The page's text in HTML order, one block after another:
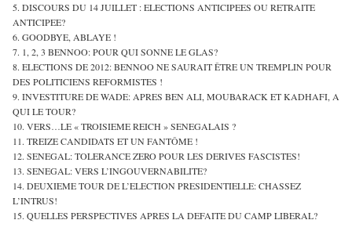
5. DISCOURS DU 14 JUILLET : ELECTIONS ANTICIPEES OU RETRAITE
ANTICIPEE?
6. GOODBYE, ABLAYE !
7. 1, 2, 3 BENNOO: POUR QUI SONNE LE GLAS?
8. ELECTIONS DE 2012: BENNOO NE SAURAIT ÊTRE UN TREMPLIN POUR
DES POLITICIENS REFORMISTES !
9. INVESTITURE DE WADE: APRES BEN ALI, MOUBARACK ET KADHAFI, A
QUI LE TOUR?
10. VERS…LE « TROISIEME REICH » SENEGALAIS ?
11. TREIZE CANDIDATS ET UN FANTÔME !
12. SENEGAL: TOLERANCE ZERO POUR LES DERIVES FASCISTES!
13. SENEGAL: VERS L’INGOUVERNABILITE?
14. DEUXIEME TOUR DE L’ELECTION PRESIDENTIELLE: CHASSEZ
L’INTRUS!
15. QUELLES PERSPECTIVES APRES LA DEFAITE DU CAMP LIBERAL?